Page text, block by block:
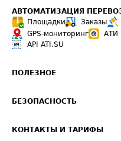
АВТОМАТИЗАЦИЯ
Площадки
Заказы
GPS-мониторинг
АТИ
API ATI.SU
ПОЛЕЗНОЕ
Звезды ATI.SU на вашем сайте
БЕЗОПАСНОСТЬ
КОНТАКТЫ И ТАРИФЫ